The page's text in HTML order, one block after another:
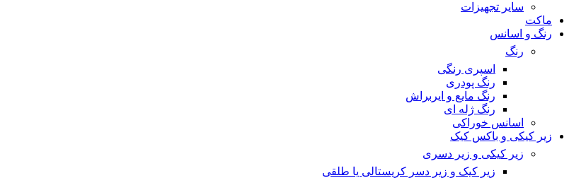
سایر تجهیزات
ماکت
رنگ و اسانس
رنگ
اسپری رنگی
رنگ پودری
رنگ مایع و ایربراش
رنگ ژله ای
اسانس خوراکی
زیر کیکی و باکس کیک
زیر کیکی و زیر دسری
زیر کیک و زیر دسر کریستالی یا طلقی